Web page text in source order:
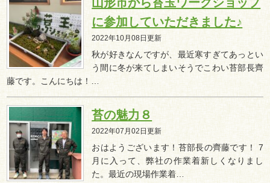
に参加していただきました♪
2022年10月08日更新
秋が好きなんですが、最近寒すぎてあっとい
う間に冬が来てしまいそうでこわい苔部長齊
藤です。こんにちは！…
苔の魅力８
2022年07月02日更新
おはようございます！苔部長の齊藤です！ 7
月に入って、弊社の作業着新しくなりまし
た。最近の現場作業着…